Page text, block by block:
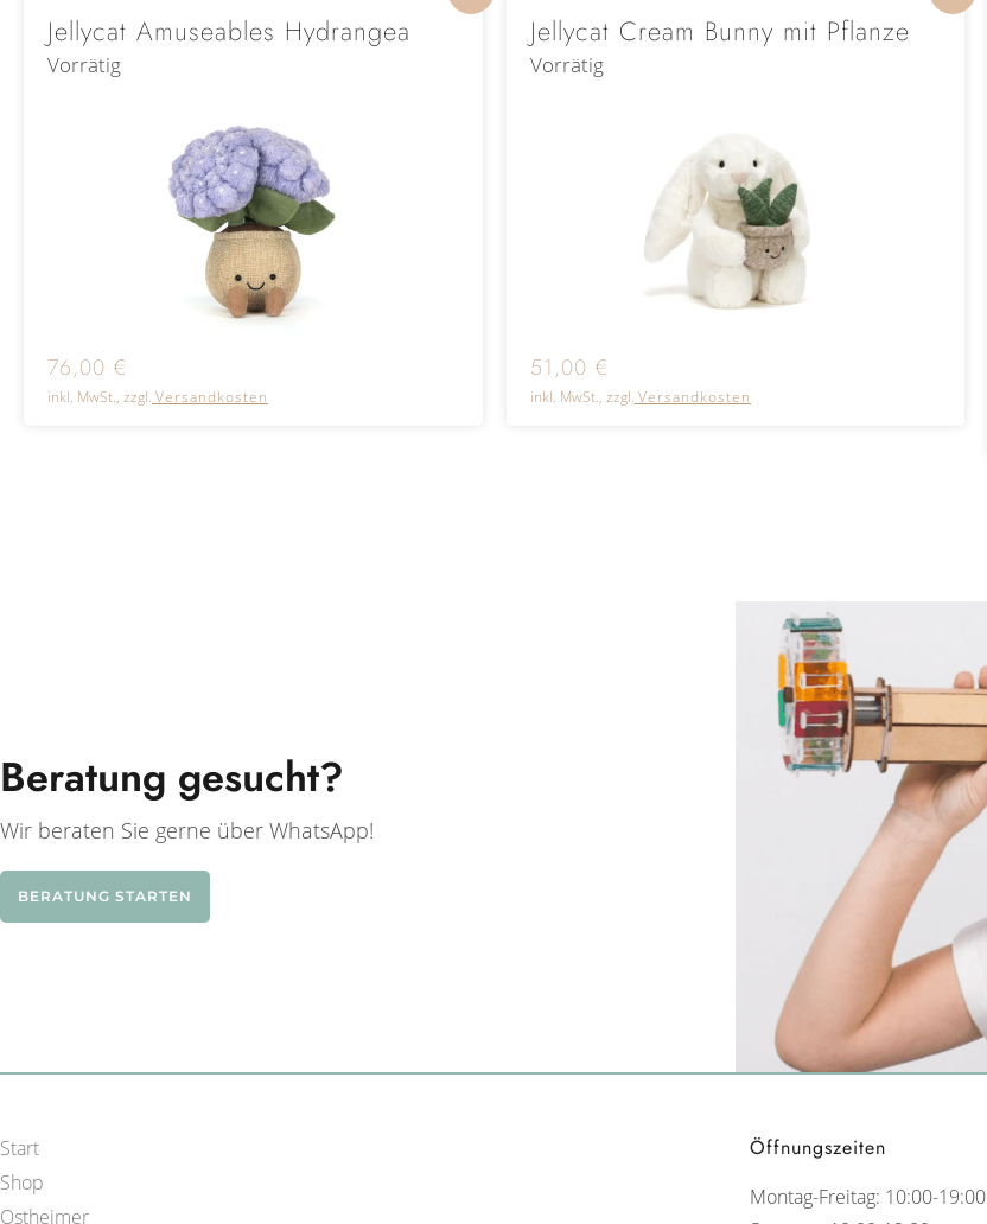
Jellycat Amuseables Hydrangea
Vorrätig
76,00 €
inkl. MwSt., zzgl. Versandkosten
Jellycat Cream Bunny mit Pflanze
Vorrätig
51,00 €
inkl. MwSt., zzgl. Versandkosten
Beratung gesucht?
Wir beraten Sie gerne über WhatsApp!
BERATUNG STARTEN
Start
Shop
Ostheimer
Öffnungszeiten
Montag-Freitag: 10:00-19:00